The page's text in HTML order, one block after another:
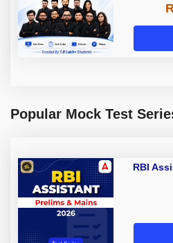
Popular Mock Test
RBI